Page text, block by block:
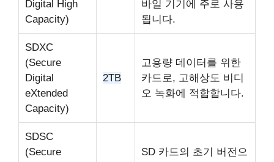
Digital High
Capacity)
바일 기기에 주로 사용
됩니다.
SDXC
(Secure
Digital
eXtended
Capacity)
2TB
고용량 데이터를 위한
카드로, 고해상도 비디
오 녹화에 적합합니다.
SDSC
(Secure
SD 카드의 초기 버전으